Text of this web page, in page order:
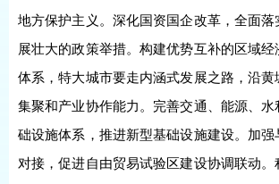
地方保护主义。深化国资国企改革，全面
展壮大的政策举措。构建优势互补的区域经
体系，特大城市要走内涵式发展之路，沿黄
集聚和产业协作能力。完善交通、能源、
础设施体系，推进新型基础设施建设。加强
对接，促进自由贸易试验区建设协调联动